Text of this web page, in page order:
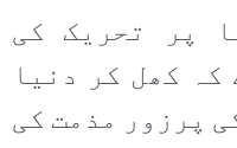
پر تحریک کی
کہ کھل کر دنیا
پرزور مذمت کی